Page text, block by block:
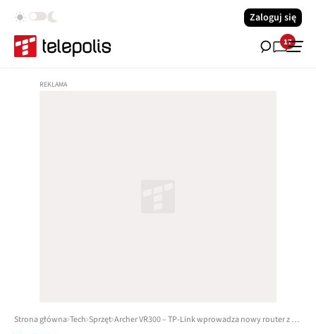
Zaloguj się
17
Strona główna Tech Sprzęt Archer VR300 – TP-Link wprowadza nowy router z modemem VDSL/ADSL